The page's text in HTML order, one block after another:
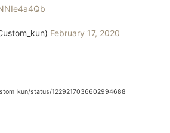
February 17, 2020
status/1229217036602994688